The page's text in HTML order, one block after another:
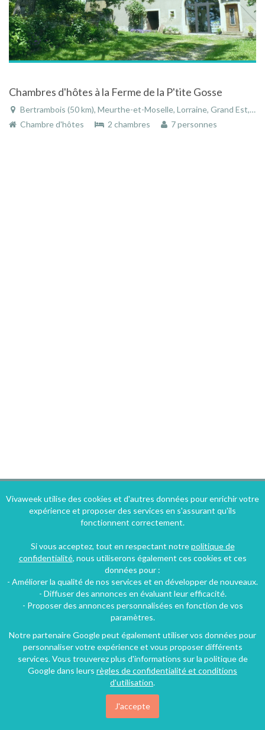
Chambres d'hôtes à la Ferme de la P'tite Gosse
Bertrambois (50 km), Meurthe-et-Moselle, Lorraine, Grand Est, France
Chambre d'hôtes
2 chambres 7 personnes
Locations à moitié prix !
Inscrivez-vous à nos
bons plans vacances
Vivaweek utilise des cookies et d'autres données pour enrichir votre
expérience et proposer des services en s'assurant qu'ils
fonctionnent correctement.
Si vous acceptez, tout en respectant notrepolitique de
confidentialité, nous utiliserons également ces cookies et ces
données pour :
- Améliorer la qualité de nos services et en développer de nouveaux.
- Diffuser des annonces en évaluant leur efficacité.
- Proposer des annonces personnalisées en fonction de vos
paramètres.
Notre partenaire Google peut également utiliser vos données pour
personnaliser votre expérience et vous proposer différents
services. Vous trouverez plus d'informations sur la politique de
Google dans leurs règles de confidentialité et conditions
d'utilisation.
J'accepte